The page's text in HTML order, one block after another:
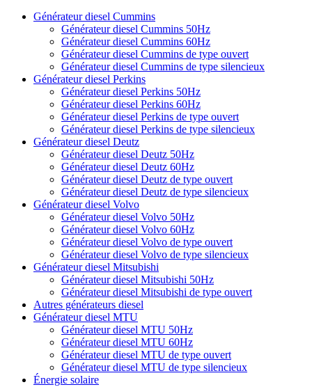
Générateur diesel Cummins
Générateur diesel Cummins 50Hz
Générateur diesel Cummins 60Hz
Générateur diesel Cummins de type ouvert
Générateur diesel Cummins de type silencieux
Générateur diesel Perkins
Générateur diesel Perkins 50Hz
Générateur diesel Perkins 60Hz
Générateur diesel Perkins de type ouvert
Générateur diesel Perkins de type silencieux
Générateur diesel Deutz
Générateur diesel Deutz 50Hz
Générateur diesel Deutz 60Hz
Générateur diesel Deutz de type ouvert
Générateur diesel Deutz de type silencieux
Générateur diesel Volvo
Générateur diesel Volvo 50Hz
Générateur diesel Volvo 60Hz
Générateur diesel Volvo de type ouvert
Générateur diesel Volvo de type silencieux
Générateur diesel Mitsubishi
Générateur diesel Mitsubishi 50Hz
Générateur diesel Mitsubishi de type ouvert
Autres générateurs diesel
Générateur diesel MTU
Générateur diesel MTU 50Hz
Générateur diesel MTU 60Hz
Générateur diesel MTU de type ouvert
Générateur diesel MTU de type silencieux
Énergie solaire